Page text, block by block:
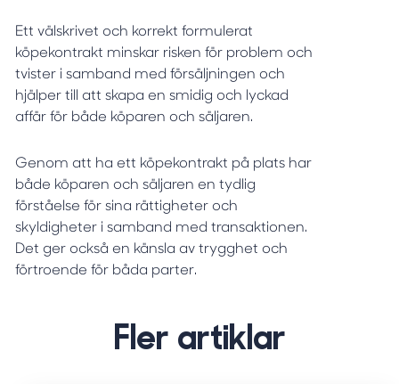
Ett välskrivet och korrekt formulerat
köpekontrakt minskar risken för problem och
tvister i samband med försäljningen och
hjälper till att skapa en smidig och lyckad
affär för både köparen och säljaren.
Genom att ha ett köpekontrakt på plats har
både köparen och säljaren en tydlig
förståelse för sina rättigheter och
skyldigheter i samband med transaktionen.
Det ger också en känsla av trygghet och
förtroende för båda parter.
Fler artiklar